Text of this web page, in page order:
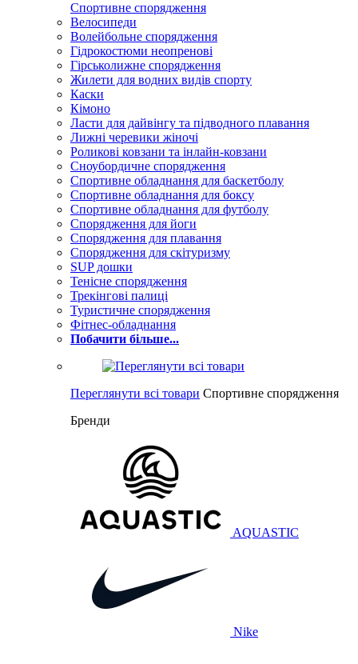
Спортивне спорядження
Велосипеди
Волейбольне спорядження
Гідрокостюми неопренові
Гірськолижне спорядження
Жилети для водних видів спорту
Каски
Кімоно
Ласти для дайвінгу та підводного плавання
Лижні черевики жіночі
Роликові ковзани та інлайн-ковзани
Сноубордичне спорядження
Спортивне обладнання для баскетболу
Спортивне обладнання для боксу
Спортивне обладнання для футболу
Спорядження для йоги
Спорядження для плавання
Спорядження для скітуризму
SUP дошки
Тенісне спорядження
Трекінгові палиці
Туристичне спорядження
Фітнес-обладнання
Побачити більше...
Переглянути всі товари Спортивне спорядження
Бренди
AQUASTIC
Nike